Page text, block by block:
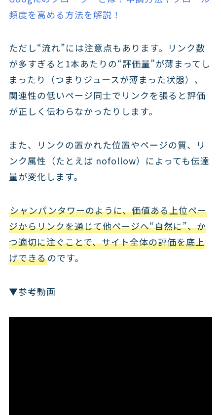
頻度を高める方法を解説！
ただし“流れ”には注意点もあります。リンク数
が多すぎると1本あたりの“評価量”が薄まってし
まったり（つまりジュースが薄まった状態）、
関連性の低いページ同士でリンクを張ると評価
が正しく伝わらなかったりします。
また、リンクの置かれた位置やページの質、リ
ンク属性（たとえば nofollow）によっても伝達
量が変化します。
シャンパンタワーのように、価値ある上位ペー
ジからリンクを通じて他ページへ“自然に”、か
つ適切に注ぐことで、サイト全体の評価を底上
げできるのです。
▼参考動画